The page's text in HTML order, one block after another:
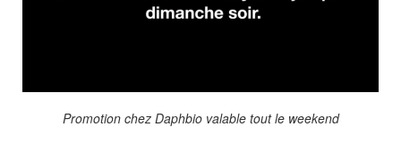
Promotion chez Daphbio valable tout le weekend